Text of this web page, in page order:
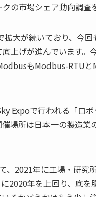
の市場シェア動向調査
拡大が続いており、今
上げが進んでいます
もModbus-RTU
Expoで行われる「ロ
場所は日本一の製造
、2021年に工場・研
2020年を上回り、底